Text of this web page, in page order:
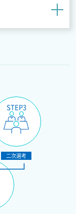
STEP3
二次選考